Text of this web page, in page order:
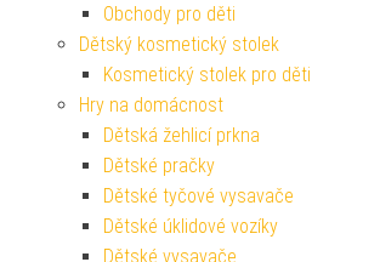
Obchody pro děti
Dětský kosmetický stolek
Kosmetický stolek pro děti
Hry na domácnost
Dětská žehlicí prkna
Dětské pračky
Dětské tyčové vysavače
Dětské úklidové vozíky
Dětské vysavače